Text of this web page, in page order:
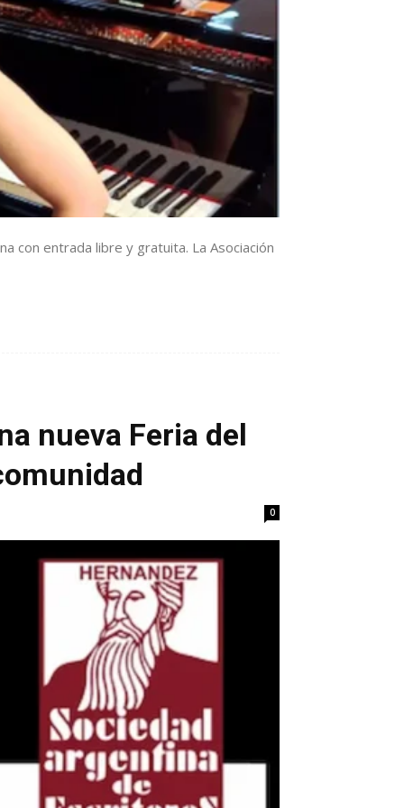
con entrada libre y gratuita. La Asociación
nueva Feria del
0